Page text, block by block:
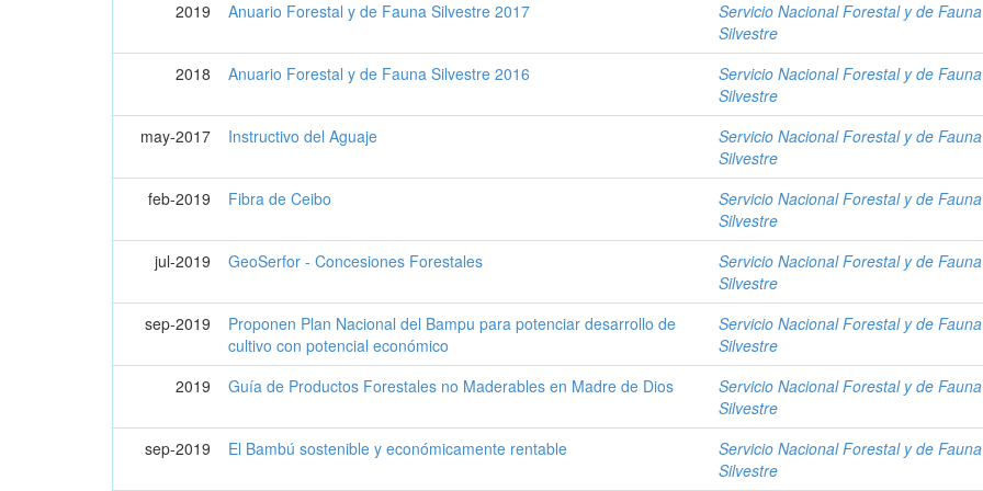
2019 Anuario Forestal y de Fauna Silvestre 2017
Servicio Nacional Forestal y de Fauna
Silvestre
2018
Anuario Forestal y de Fauna Silvestre 2016
Servicio Nacional Forestal y de Fauna
Silvestre
may-2017
Instructivo del Aguaje
Servicio Nacional Forestal y de Fauna
Silvestre
feb-2019
Fibra de Ceibo
Servicio Nacional Forestal y de Fauna
Silvestre
jul-2019
GeoSerfor - Concesiones Forestales
Servicio Nacional Forestal y de Fauna
Silvestre
sep-2019
Proponen Plan Nacional del Bampu para potenciar desarrollo de
cultivo con potencial económico
Servicio Nacional Forestal y de Fauna
Silvestre
2019
Guía de Productos Forestales no Maderables en Madre de Dios
Servicio Nacional Forestal y de Fauna
Silvestre
sep-2019
El Bambú sostenible y económicamente rentable
Servicio Nacional Forestal y de Fauna
Silvestre